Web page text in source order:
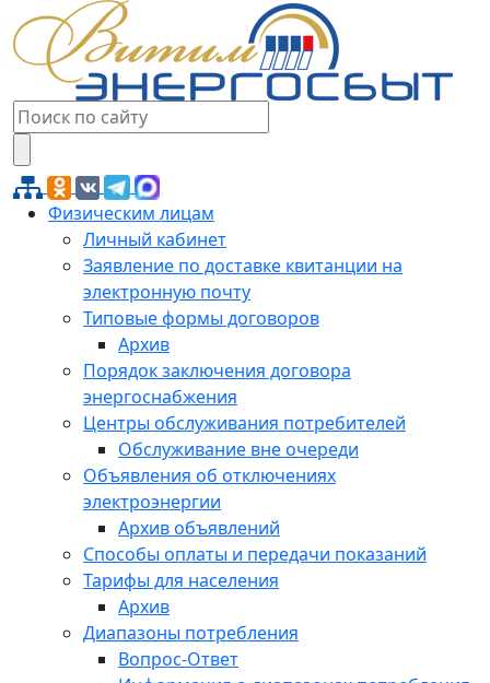
Физическим лицам
Личный кабинет
Заявление по доставке квитанции на
электронную почту
Типовые формы договоров
Архив
Порядок заключения договора
энергоснабжения
Центры обслуживания потребителей
Обслуживание вне очереди
Объявления об отключениях
электроэнергии
Архив объявлений
Способы оплаты и передачи показаний
Тарифы для населения
Архив
Диапазоны потребления
Вопрос-Ответ